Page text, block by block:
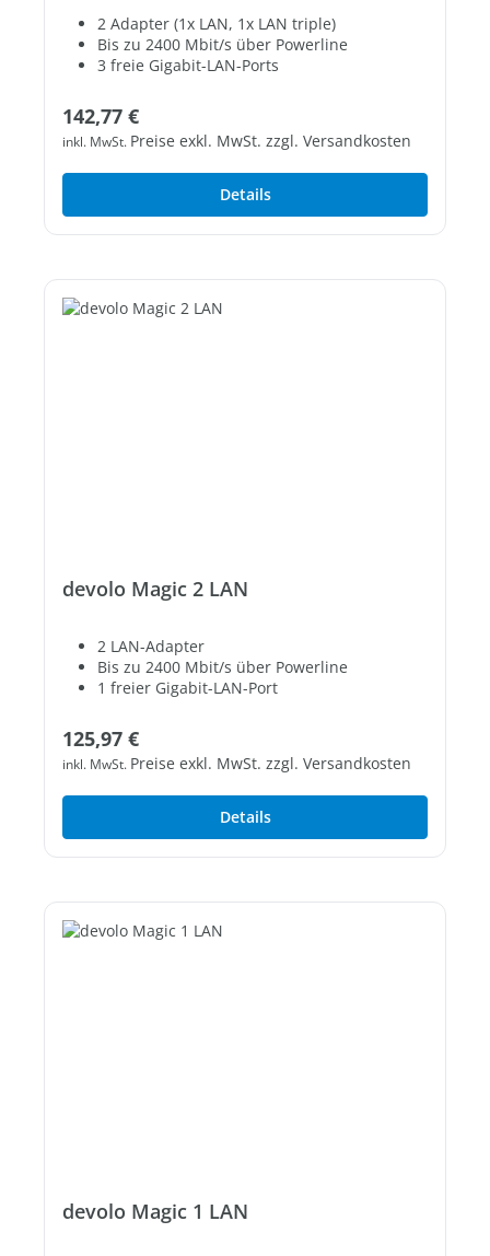
2 Adapter (1x LAN, 1x LAN triple)
Bis zu 2400 Mbit/s über Powerline
3 freie Gigabit-LAN-Ports
Regulärer Preis:
142,77 €
inkl. MwSt. Preise exkl. MwSt. zzgl. Versandkosten
Details
devolo Magic 2 LAN
2 LAN-Adapter
Bis zu 2400 Mbit/s über Powerline
1 freier Gigabit-LAN-Port
Regulärer Preis:
125,97 €
inkl. MwSt. Preise exkl. MwSt. zzgl. Versandkosten
Details
devolo Magic 1 LAN